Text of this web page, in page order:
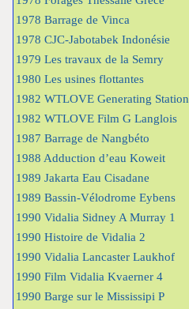
1978 Barrage de Vinca
1978 CJC-Jabotabek Indonésie
1979 Les travaux de la Semry
1980 Les usines flottantes
1982 WTLOVE Generating Station
1982 WTLOVE Film G Langlois
1987 Barrage de Nangbéto
1988 Adduction d’eau Koweit
1989 Jakarta Eau Cisadane
1989 Bassin-Vélodrome Eybens
1990 Vidalia Sidney A Murray 1
1990 Histoire de Vidalia 2
1990 Vidalia Lancaster Laukhof
1990 Film Vidalia Kvaerner 4
1990 Barge sur le Mississipi P